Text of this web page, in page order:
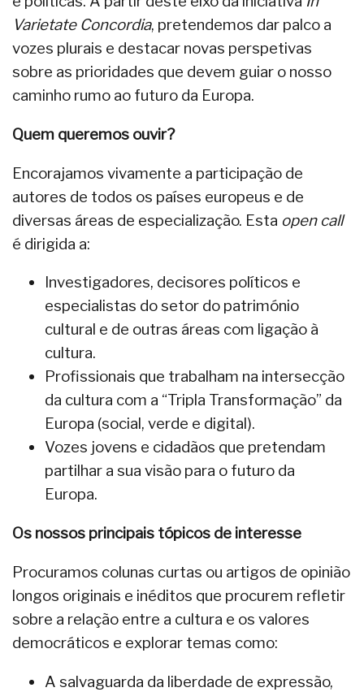
Varietate Concordia, pretendemos dar palco a
vozes plurais e destacar novas perspetivas
sobre as prioridades que devem guiar o nosso
caminho rumo ao futuro da Europa.
Quem queremos ouvir?
Encorajamos vivamente a participação de
autores de todos os países europeus e de
diversas áreas de especialização. Esta open call
é dirigida a:
Investigadores, decisores políticos e
especialistas do setor do património
cultural e de outras áreas com ligação à
cultura.
Profissionais que trabalham na intersecção
da cultura com a “Tripla Transformação” da
Europa (social, verde e digital).
Vozes jovens e cidadãos que pretendam
partilhar a sua visão para o futuro da
Europa.
Os nossos principais tópicos de interesse
Procuramos colunas curtas ou artigos de opinião
longos originais e inéditos que procurem refletir
sobre a relação entre a cultura e os valores
democráticos e explorar temas como:
A salvaguarda da liberdade de expressão,